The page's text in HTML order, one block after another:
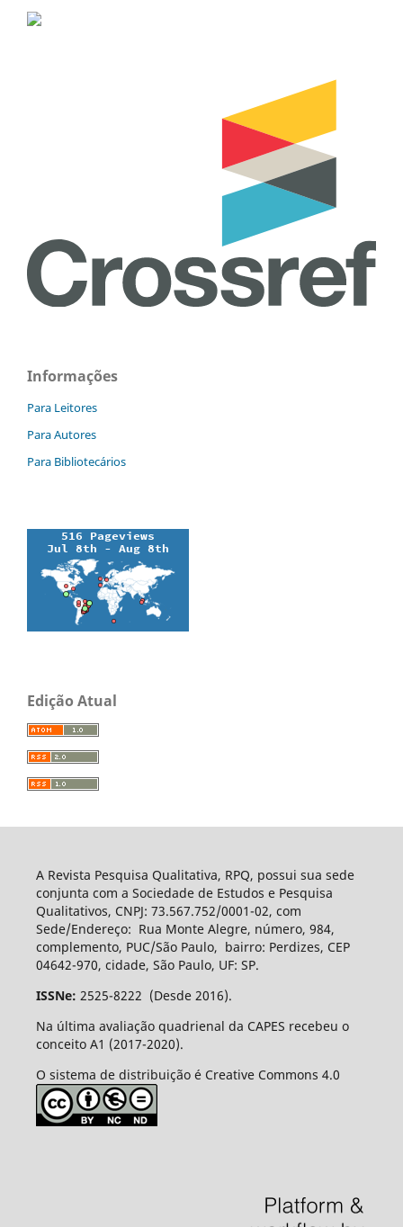
Informações
Para Leitores
Para Autores
Para Bibliotecários
Edição Atual
A Revista Pesquisa Qualitativa, RPQ, possui sua sede
conjunta com a Sociedade de Estudos e Pesquisa
Qualitativos, CNPJ: 73.567.752/0001-02, com
Sede/Endereço: Rua Monte Alegre, número, 984,
complemento, PUC/São Paulo, bairro: Perdizes, CEP
04642-970, cidade, São Paulo, UF: SP.
ISSNe: 2525-8222 (Desde 2016).
Na última avaliação quadrienal da CAPES recebeu o
conceito A1 (2017-2020).
O sistema de distribuição é Creative Commons 4.0